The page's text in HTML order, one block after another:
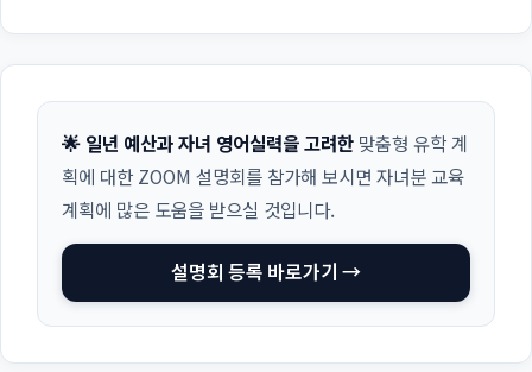
🌟 일년 예산과 자녀 영어실력을 고려한 맞춤형 유학 계
획에 대한 ZOOM 설명회를 참가해 보시면 자녀분 교육
계획에 많은 도움을 받으실 것입니다.
설명회 등록 바로가기 →